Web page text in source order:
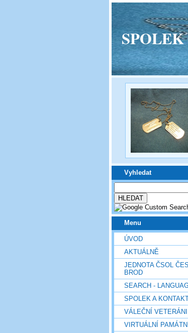
SPOLEK
Vyhledat
Menu
ÚVOD
AKTUÁLNĚ
JEDNOTA ČSOL
BROD
SEARCH -
SPOLEK A
VÁLEČNÍ VETERÁNI
VIRTUÁLNÍ